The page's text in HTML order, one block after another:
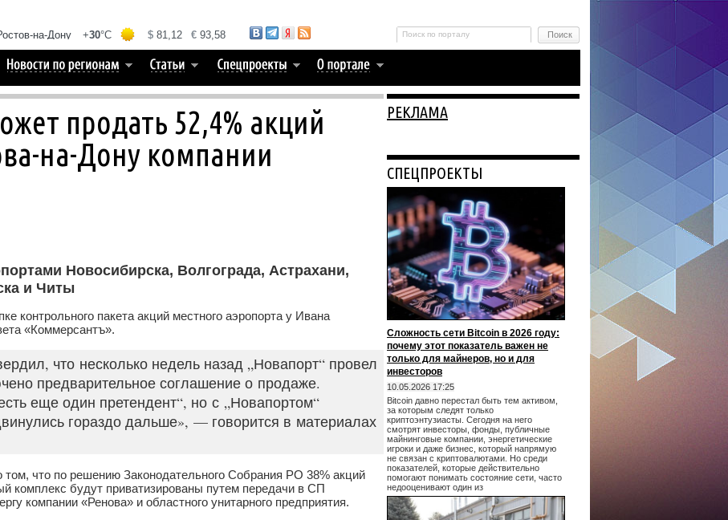
продать 52,4% акций
на-Дону компании
Новосибирска, Волгограда, Астрахани,
и Читы
контрольного пакета акций местного аэропорта у Ивана
«Коммерсантъ».
что несколько недель назад „Новапорт“ провел
предварительное соглашение о продаже.
еще один претендент“, но с „Новапортом“
гораздо дальше», — говорится в материалах
том, что по решению Законодательного Собрания РО 38% акций
комплекс будут приватизированы путем передачи в СП
компании «Ренова» и областного унитарного предприятия.
РЕКЛАМА
СПЕЦПРОЕКТЫ
Сложность сети Bitcoin в 2026 году:
почему этот показатель важен не
только для майнеров, но и для
инвесторов
10.05.2026 17:25
Bitcoin давно перестал быть тем активом,
за которым следят только
криптоэнтузиасты. Сегодня на него
смотрят инвесторы, фонды, публичные
майнинговые компании, энергетические
игроки и даже бизнес, который напрямую
не связан с криптовалютами. Но среди
показателей, которые действительно
помогают понимать состояние сети, часто
недооценивают один из